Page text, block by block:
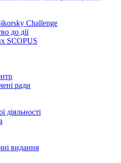
Challenge
до дії
SCOPUS
ради
діяльності
видання